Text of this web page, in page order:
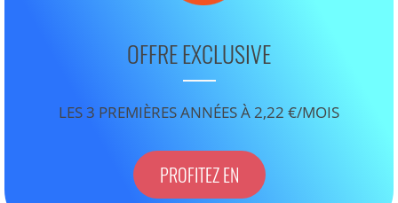
OFFRE EXCLUSIVE
LES 3 PREMIÈRES ANNÉES À 2,22 €/MOIS
PROFITEZ EN